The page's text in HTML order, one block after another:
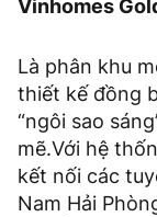
Vinhomes
Là phân khu
thiết kế đồng
“ngôi sao
mẽ.Với hệ
kết nối các
Nam Hải